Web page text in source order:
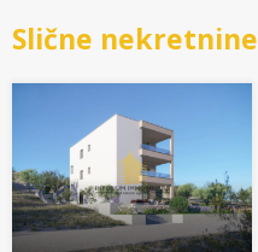
Slične nekretnine